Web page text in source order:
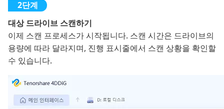
대상 드라이브 스캔하기
이제 스캔 프로세스가 시작됩니다. 스캔 시간은 드라이브의
용량에 따라 달라지며, 진행 표시줄에서 스캔 상황을 확인할
수 있습니다.